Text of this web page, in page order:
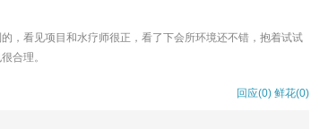
，看见项目和水疗师很正，看了下会所环境还不错，抱着试试
合理。
回应(0) 鲜花(0)